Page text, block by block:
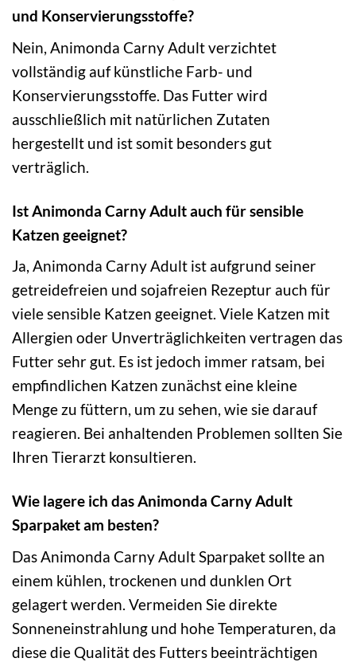
und Konservierungsstoffe?
Nein, Animonda Carny Adult verzichtet
vollständig auf künstliche Farb- und
Konservierungsstoffe. Das Futter wird
ausschließlich mit natürlichen Zutaten
hergestellt und ist somit besonders gut
verträglich.
Ist Animonda Carny Adult auch für sensible
Katzen geeignet?
Ja, Animonda Carny Adult ist aufgrund seiner
getreidefreien und sojafreien Rezeptur auch für
viele sensible Katzen geeignet. Viele Katzen mit
Allergien oder Unverträglichkeiten vertragen das
Futter sehr gut. Es ist jedoch immer ratsam, bei
empfindlichen Katzen zunächst eine kleine
Menge zu füttern, um zu sehen, wie sie darauf
reagieren. Bei anhaltenden Problemen sollten Sie
Ihren Tierarzt konsultieren.
Wie lagere ich das Animonda Carny Adult
Sparpaket am besten?
Das Animonda Carny Adult Sparpaket sollte an
einem kühlen, trockenen und dunklen Ort
gelagert werden. Vermeiden Sie direkte
Sonneneinstrahlung und hohe Temperaturen, da
diese die Qualität des Futters beeinträchtigen